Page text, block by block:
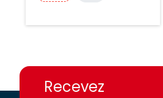
access.fr
access.fr
Recevez